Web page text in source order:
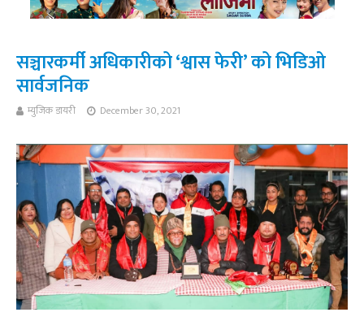
सञ्चारकर्मी अधिकारीको ‘श्वास फेरी’ को भिडिओ
सार्वजनिक
म्युजिक डायरी December 30, 2021